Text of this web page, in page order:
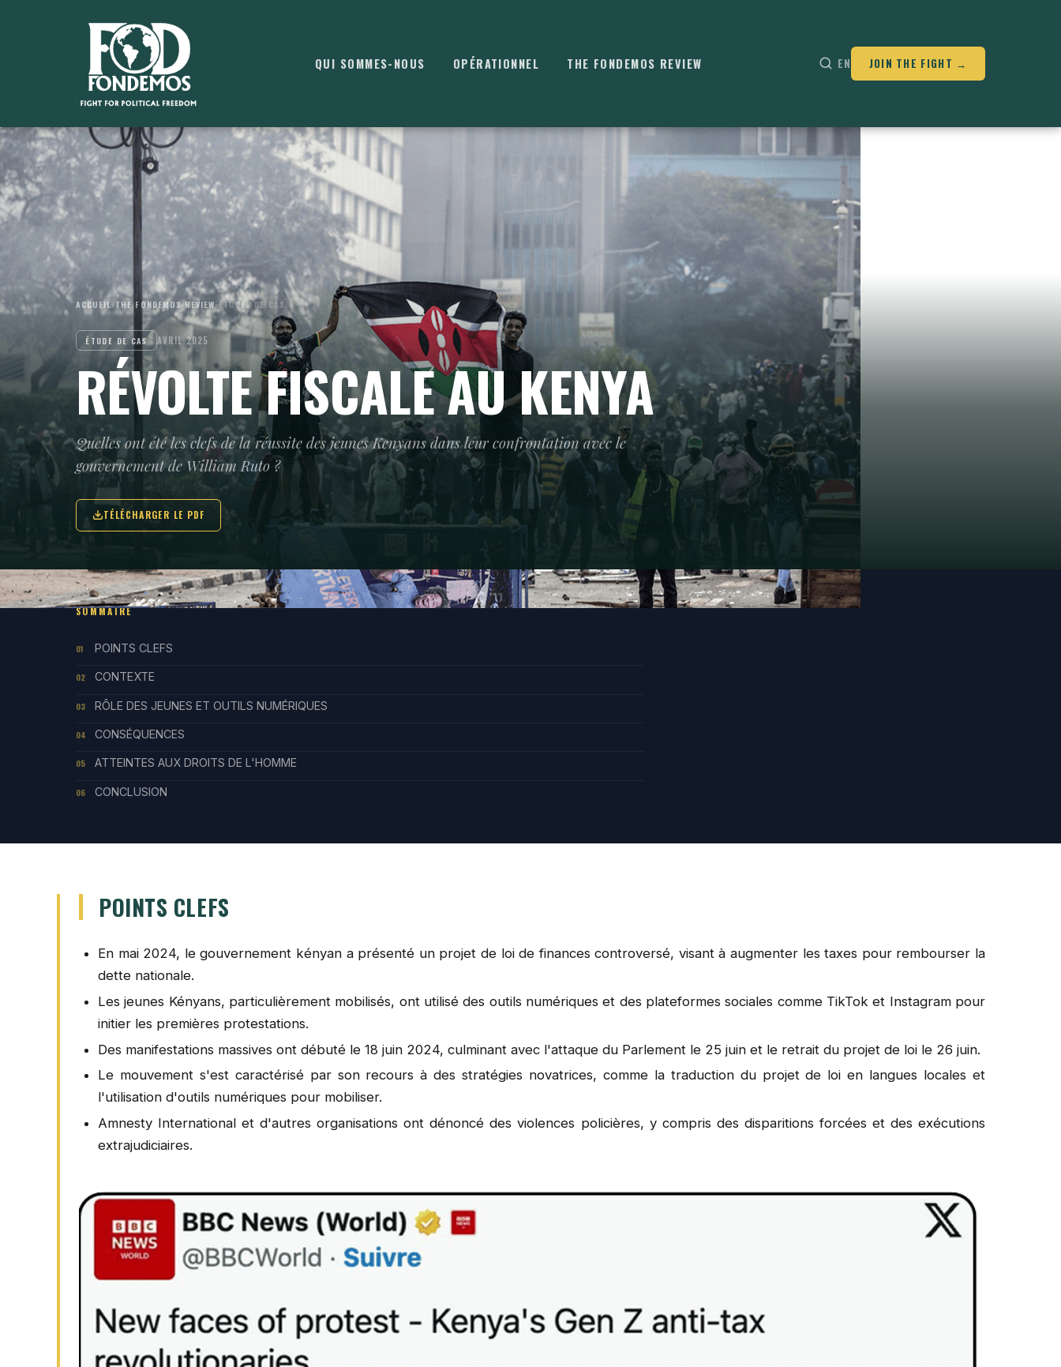
QUI SOMMES-NOUS OPÉRATIONNEL THE FONDEMOS REVIEW EN JOIN THE FIGHT →
ACCUEIL›THE FONDEMOS REVIEW›ÉTUDES DE CAS
ÉTUDE DE CAS AVRIL 2025
RÉVOLTE FISCALE AU KENYA
Quelles ont été les clefs de la réussite des jeunes Kenyans dans leur confrontation avec le
gouvernement de William Ruto ?
TÉLÉCHARGER LE PDF
SOMMAIRE
01 POINTS CLEFS
02 CONTEXTE
03 RÔLE DES JEUNES ET OUTILS NUMÉRIQUES
04 CONSÉQUENCES
05 ATTEINTES AUX DROITS DE L'HOMME
06 CONCLUSION
POINTS CLEFS
En mai 2024, le gouvernement kényan a présenté un projet de loi de finances controversé, visant à augmenter les taxes pour rembourser la
dette nationale.
Les jeunes Kényans, particulièrement mobilisés, ont utilisé des outils numériques et des plateformes sociales comme TikTok et Instagram pour
initier les premières protestations.
Des manifestations massives ont débuté le 18 juin 2024, culminant avec l'attaque du Parlement le 25 juin et le retrait du projet de loi le 26 juin.
Le mouvement s'est caractérisé par son recours à des stratégies novatrices, comme la traduction du projet de loi en langues locales et
l'utilisation d'outils numériques pour mobiliser.
Amnesty International et d'autres organisations ont dénoncé des violences policières, y compris des disparitions forcées et des exécutions
extrajudiciaires.